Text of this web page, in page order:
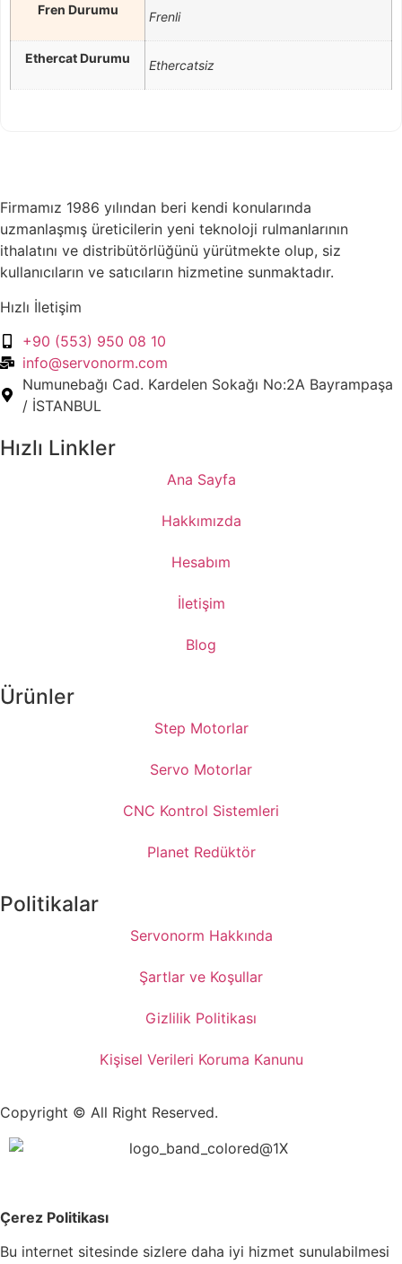
Fren Durumu Frenli
Ethercat Durumu Ethercatsiz
Firmamız 1986 yılından beri kendi konularında
uzmanlaşmış üreticilerin yeni teknoloji rulmanlarının
ithalatını ve distribütörlüğünü yürütmekte olup, siz
kullanıcıların ve satıcıların hizmetine sunmaktadır.
Hızlı İletişim
+90 (553) 950 08 10
info@servonorm.com
Numunebağı Cad. Kardelen Sokağı No:2A Bayrampaşa
/ İSTANBUL
Hızlı Linkler
Ana Sayfa
Hakkımızda
Hesabım
İletişim
Blog
Ürünler
Step Motorlar
Servo Motorlar
CNC Kontrol Sistemleri
Planet Redüktör
Politikalar
Servonorm Hakkında
Şartlar ve Koşullar
Gizlilik Politikası
Kişisel Verileri Koruma Kanunu
Copyright © All Right Reserved.
Çerez Politikası
Bu internet sitesinde sizlere daha iyi hizmet sunulabilmesi